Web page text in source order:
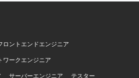
ロントエンドエンジニア
ワークエンジニア
サーバーエンジニア
テスター